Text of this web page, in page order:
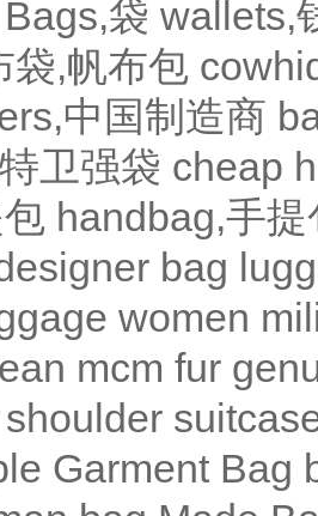
Bags,袋 wallets,
袋,帆布包
中国制造商
卫强袋 cheap
handbag,手提
bag
women
mcm fur
shoulder
Garment Bag